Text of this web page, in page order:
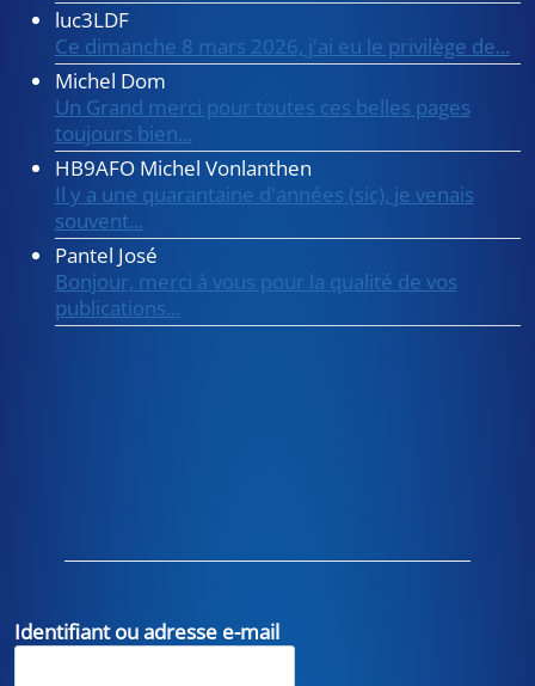
luc3LDF
Ce dimanche 8 mars 2026, j'ai eu le privilège de...
Michel Dom
Un Grand merci pour toutes ces belles pages
toujours bien...
HB9AFO Michel Vonlanthen
Il y a une quarantaine d'années (sic), je venais
souvent...
Pantel José
Bonjour, merci à vous pour la qualité de vos
publications...
Identifiant ou adresse e-mail